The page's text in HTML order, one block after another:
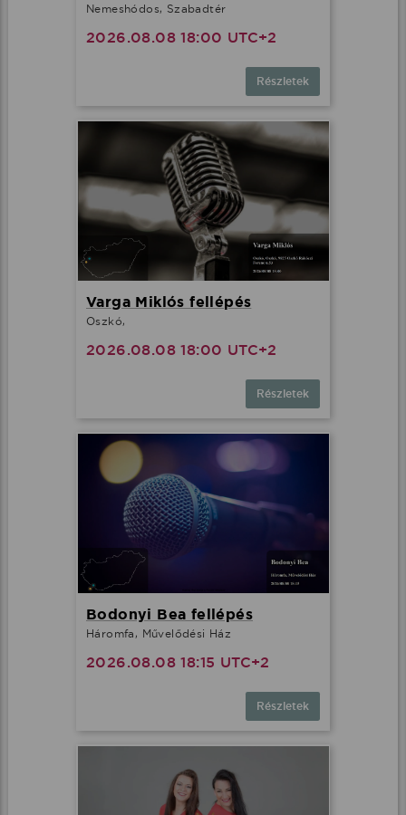
Nemeshódos, Szabadtér
2026.08.08 18:00 UTC+2
Részletek
Varga Miklós fellépés
Oszkó,
2026.08.08 18:00 UTC+2
Részletek
Bodonyi Bea fellépés
Háromfa, Művelődési Ház
2026.08.08 18:15 UTC+2
Részletek